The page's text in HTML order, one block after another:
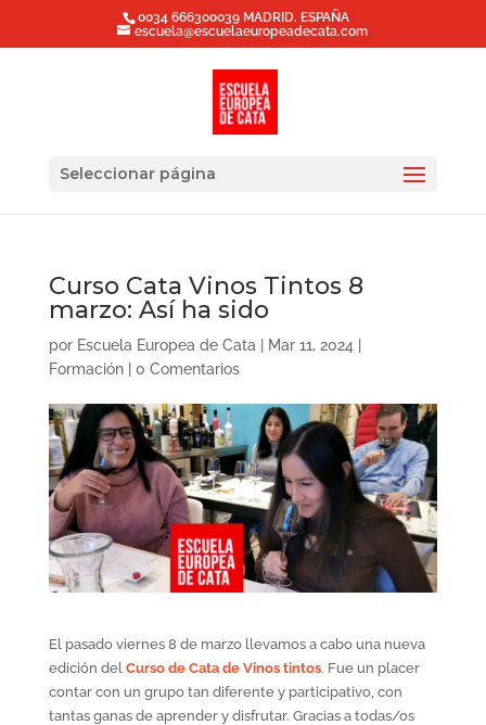
0034 666300039 MADRID. ESPAÑA
escuela@escuelaeuropeadecata.com
Seleccionar página
Curso Cata Vinos Tintos 8
marzo: Así ha sido
por Escuela Europea de Cata Mar 11, 2024
Formación| 0 Comentarios
El pasado viernes 8 de marzo llevamos a cabo una nueva
edición del Curso de Cata de Vinos tintos. Fue un placer
contar con un grupo tan diferente y participativo, con
tantas ganas de aprender y disfrutar. Gracias a todas/os